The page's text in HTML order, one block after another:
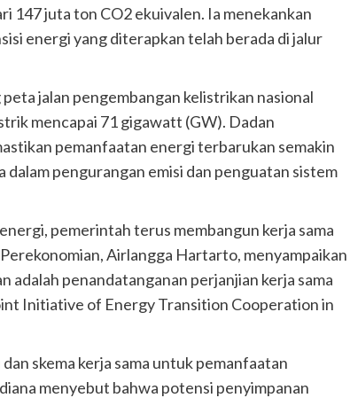
147 juta ton CO2 ekuivalen. Ia menekankan
energi yang diterapkan telah berada di jalur
jalan pengembangan kelistrikan nasional
mencapai 71 gigawatt (GW). Dadan
pemanfaatan energi terbarukan semakin
pengurangan emisi dan penguatan sistem
pemerintah terus membangun kerja sama
Airlangga Hartarto, menyampaikan
adalah penandatanganan perjanjian kerja sama
Initiative of Energy Transition Cooperation in
skema kerja sama untuk pemanfaatan
menyebut bahwa potensi penyimpanan